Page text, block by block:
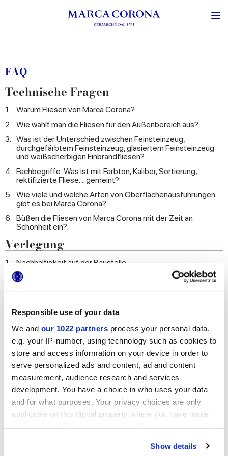
Responsible use of your data
We and our 1022 partners process your personal data,
e.g. your IP-number, using technology such as cookies to
store and access information on your device in order to
serve personalized ads and content, ad and content
measurement, audience research and services
development. You have a choice in who uses your data
and for what purposes. Your privacy choices are only
applicable on this digital property where you have made
your choices. You can change or withdraw your consent
Show details
FAQ
Technische Fragen
1.
Warum Fliesen von Marca Corona?
2. Wie wählt man die Fliesen für den Außenbereich aus?
3. Was ist der Unterschied zwischen Feinsteinzeug,
durchgefärbtem Feinsteinzeug, glasiertem Feinsteinzeug
und weißscherbigen Einbrandfliesen?
4. Fachbegriffe: Was ist mit Farbton, Kaliber, Sortierung,
rektifizierte Fliese.... gemeint?
5. Wie viele und welche Arten von Oberflächenausführungen
gibt es bei Marca Corona?
6. Büßen die Fliesen von Marca Corona mit der Zeit an
Schönheit ein?
Verlegung
1.
Nachhaltigkeit auf der Baustelle
Technische Vorsichtsmaßnahmen vor der Verlegung
3. Technische Hinweise für die Verlegung
Wandverkleidungen am besten geeignet?
Welche Fugenmassen sind für mein Projekt am besten
geeignet?
Welche Größe und Farbe soll ich für die Fugen wählen?
Welche Verlegemuster und Materialkombinationen sind ich
mit den Fliesen von Marca Corona möglich?
Technische Hinweise für den Zeitraum nach der Verlegung:
Grundreinigung nach der Verlegung
Reinigung
Was muss ich tun, damit meine Fliesen immer sauber und